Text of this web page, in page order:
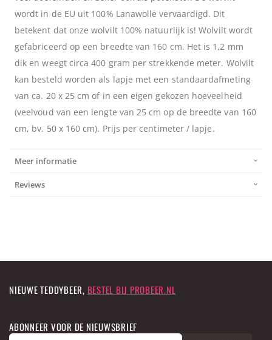
wordt in de EU uit 100% Lanawolle vervaardigd. Dit
betekent dat onze wolvilt 100% natuurlijk is! Wolvilt wordt
gefabriceerd op een breedte van 160 cm. Het is 1,2 mm
dik en weegt circa 400 gram per strekkende meter. Wolvilt
kan besteld worden als lapje met een standaardafmeting
van ca. 20 x 25 cm of in een eigen gekozen hoeveelheid
(veelvoud van een lengte van 25 cm op de breedte van 160
cm, bv. 50 x 160 cm). Prijs per centimeter / lapje.
Meer informatie
Reviews
NIEUWE TEDDYBEER, BESTEL BIJ PROBEER.NL
ABONNEER VOOR DE NIEUWSBRIEF